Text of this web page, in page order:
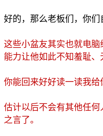
好的，那么老板们，你
这些小盆友其实也就电
能力让他如此不知羞耻、
你能回来好好读一读我给
估计以后不会有其他任
之言了。